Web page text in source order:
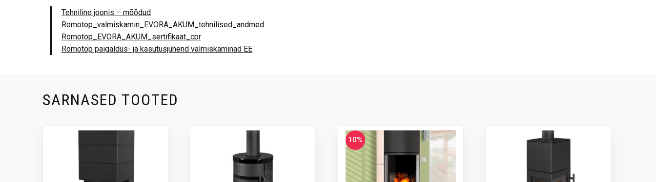
Tehniline joonis – mõõdud
Romotop_valmiskamin_EVORA_AKUM_tehnilised_andmed
Romotop_EVORA_AKUM_sertifikaat_cpr
Romotop paigaldus- ja kasutusjuhend valmiskaminad EE
SARNASED TOOTED
10%